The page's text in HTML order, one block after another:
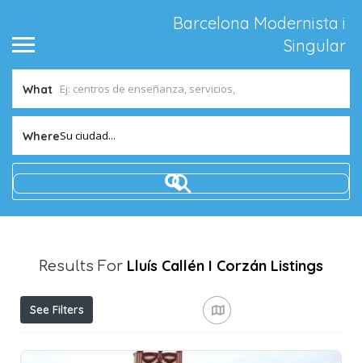
Barcelona Modernista i
Singular
What
WhereSu ciudad...
Results For Lluís Callén I Corzán Listings
See Filters